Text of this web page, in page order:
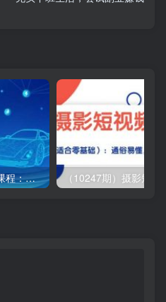
二手车+直播实战运营课程：直播推荐/短视频推荐/千川投放/直播全流程